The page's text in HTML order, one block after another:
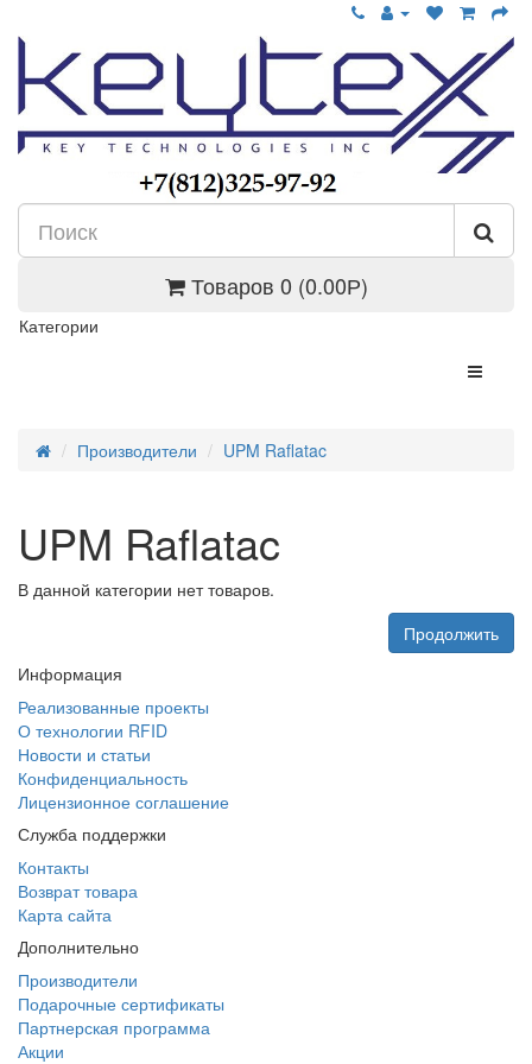
Товаров 0 (0.00Р)
Категории
Производители UPM Raflatac
UPM Raflatac
В данной категории нет товаров.
Продолжить
Информация
Реализованные проекты
О технологии RFID
Новости и статьи
Конфиденциальность
Лицензионное соглашение
Служба поддержки
Контакты
Возврат товара
Карта сайта
Дополнительно
Производители
Подарочные сертификаты
Партнерская программа
Акции